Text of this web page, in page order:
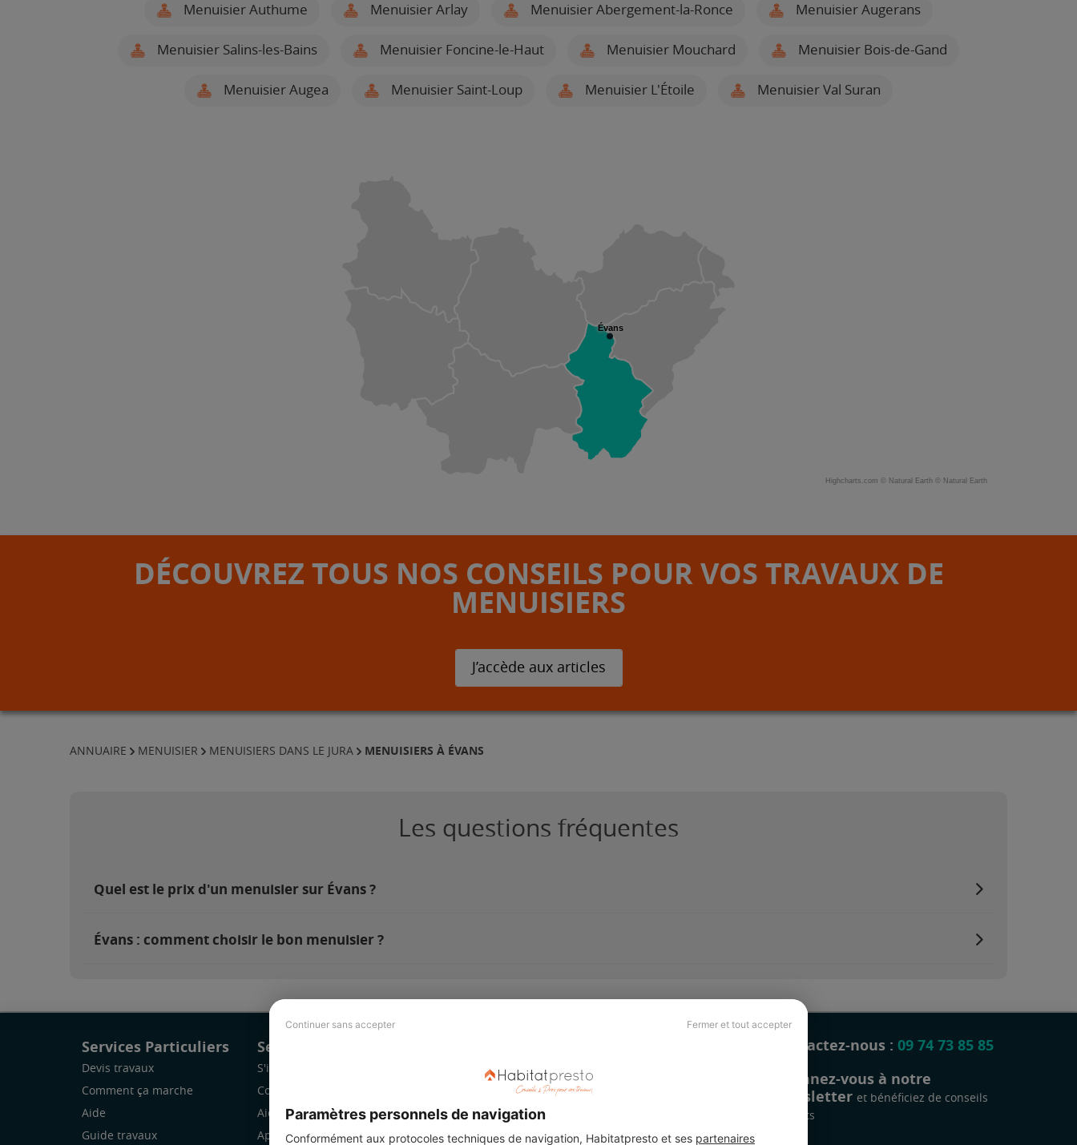
Continuer sans accepter Fermer et tout accepter
Paramètres personnels de navigation
Conformément aux protocoles techniques de navigation, Habitatpresto et ses partenaires
Menuisier Authume Menuisier Arlay Menuisier Abergement-la-Ronce Menuisier Augerans
Menuisier Salins-les-Bains Menuisier Foncine-le-Haut Menuisier Mouchard Menuisier Bois-de-Gand
Menuisier Augea Menuisier Saint-Loup Menuisier L'Étoile Menuisier Val Suran
Évans
Highcharts.com © Natural Earth © Natural Earth
DÉCOUVREZ TOUS NOS CONSEILS POUR VOS TRAVAUX DE
MENUISIERS
J’accède aux articles
ANNUAIRE MENUISIER MENUISIERS DANS LE JURA MENUISIERS À ÉVANS
Les questions fréquentes
Quel est le prix d'un menuisier sur Évans ?
Évans : comment choisir le bon menuisier ?
Services Particuliers
Devis travaux
Comment ça marche
Aide
Guide travaux
Services Pro
S'inscrire
Comment ça marche
Aide
Application Mobile
Revue de presse
Légal
Contactez-nous : 09 74 73 85 85
Abonnez-vous à notre
newsletter et bénéficiez de conseils
gratuits